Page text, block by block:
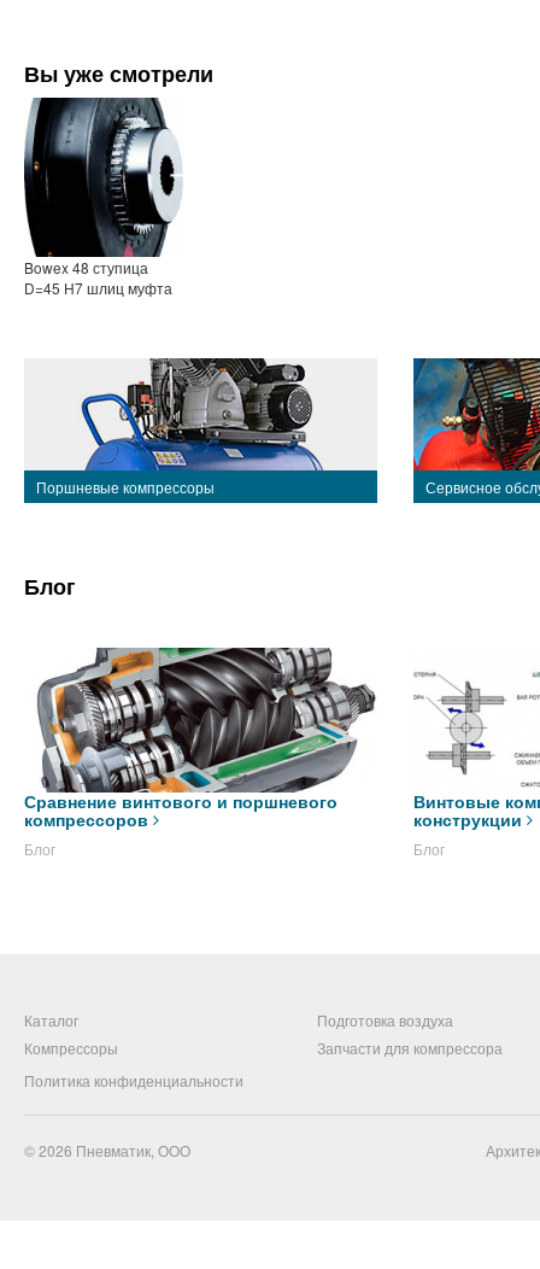
Вы уже смотрели
Bowex 48 ступица
D=45 Н7 шлиц муфта
Поршневые компрессоры Сервисное
Блог
Сравнение винтового и поршневого
компрессоров
Блог
Винтовые
конструкции
Блог
Каталог
Компрессоры
Подготовка воздуха
Запчасти для компрессора
Политика конфиденциальности
© 2026 Пневматик, ООО